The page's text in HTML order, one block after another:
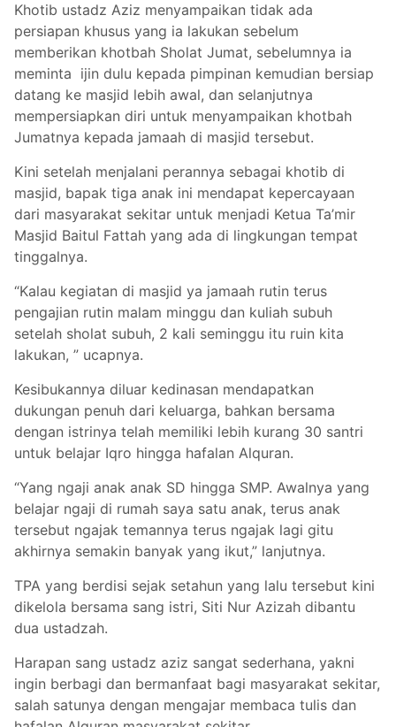
Khotib ustadz Aziz menyampaikan tidak ada
persiapan khusus yang ia lakukan sebelum
memberikan khotbah Sholat Jumat, sebelumnya ia
meminta ijin dulu kepada pimpinan kemudian bersiap
datang ke masjid lebih awal, dan selanjutnya
mempersiapkan diri untuk menyampaikan khotbah
Jumatnya kepada jamaah di masjid tersebut.
Kini setelah menjalani perannya sebagai khotib di
masjid, bapak tiga anak ini mendapat kepercayaan
dari masyarakat sekitar untuk menjadi Ketua Ta’mir
Masjid Baitul Fattah yang ada di lingkungan tempat
tinggalnya.
“Kalau kegiatan di masjid ya jamaah rutin terus
pengajian rutin malam minggu dan kuliah subuh
setelah sholat subuh, 2 kali seminggu itu ruin kita
lakukan, ” ucapnya.
Kesibukannya diluar kedinasan mendapatkan
dukungan penuh dari keluarga, bahkan bersama
dengan istrinya telah memiliki lebih kurang 30 santri
untuk belajar Iqro hingga hafalan Alquran.
“Yang ngaji anak anak SD hingga SMP. Awalnya yang
belajar ngaji di rumah saya satu anak, terus anak
tersebut ngajak temannya terus ngajak lagi gitu
akhirnya semakin banyak yang ikut,” lanjutnya.
TPA yang berdisi sejak setahun yang lalu tersebut kini
dikelola bersama sang istri, Siti Nur Azizah dibantu
dua ustadzah.
Harapan sang ustadz aziz sangat sederhana, yakni
ingin berbagi dan bermanfaat bagi masyarakat sekitar,
salah satunya dengan mengajar membaca tulis dan